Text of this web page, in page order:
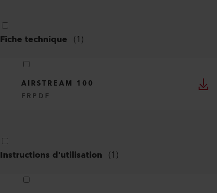
Fiche technique (1)
AIRSTREAM 100
FR PDF
Instructions d'utilisation (1)